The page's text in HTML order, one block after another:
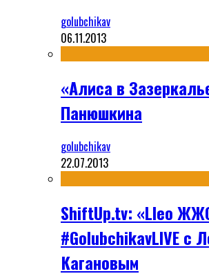
golubchikav
06.11.2013
«Алиса в
Панюшкина
golubchikav
22.07.2013
ShiftUp.tv: «Lleo
#GolubchikavLIVE с
Кагановым